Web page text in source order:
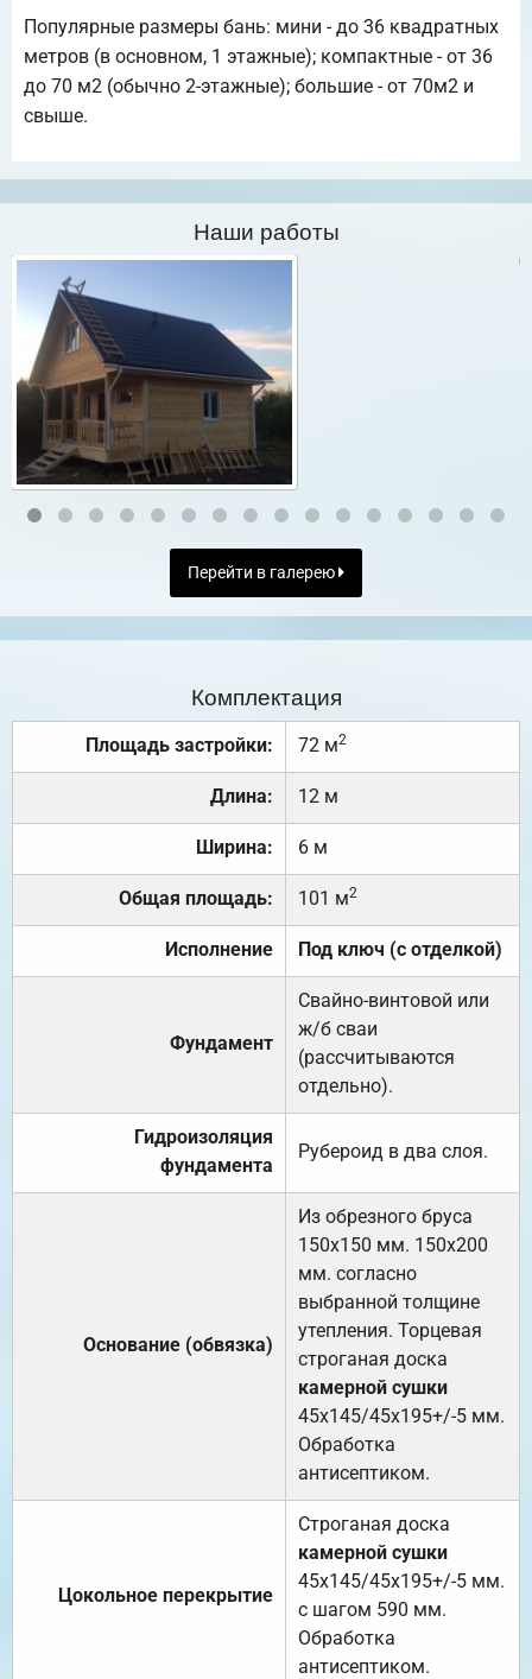
Популярные размеры бань: мини - до 36 квадратных
метров (в основном, 1 этажные); компактные - от 36
до 70 м2 (обычно 2-этажные); большие - от 70м2 и
свыше.
Наши работы
Перейти в галерею
Комплектация
Площадь застройки: 72 м2
Длина: 12 м
Ширина: 6 м
Общая площадь: 101 м2
Исполнение Под ключ (с отделкой)
Фундамент
Свайно-винтовой или
ж/б сваи
(рассчитываются
отдельно).
Гидроизоляция
фундамента
Рубероид в два слоя.
Основание (обвязка)
Из обрезного бруса
150х150 мм. 150х200
мм. согласно
выбранной толщине
утепления. Торцевая
строганая доска
камерной сушки
45х145/45х195+/-5 мм.
Обработка
антисептиком.
Цокольное перекрытие
Строганая доска
камерной сушки
45х145/45х195+/-5 мм.
с шагом 590 мм.
Обработка
антисептиком.